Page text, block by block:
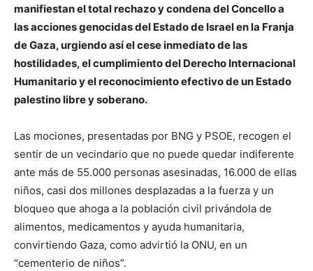
manifiestan el total rechazo y condena del Concello a
las acciones genocidas del Estado de Israel en la Franja
de Gaza, urgiendo así el cese inmediato de las
hostilidades, el cumplimiento del Derecho Internacional
Humanitario y el reconocimiento efectivo de un Estado
palestino libre y soberano.
Las mociones, presentadas por BNG y PSOE, recogen el
sentir de un vecindario que no puede quedar indiferente
ante más de 55.000 personas asesinadas, 16.000 de ellas
niños, casi dos millones desplazadas a la fuerza y un
bloqueo que ahoga a la población civil privándola de
alimentos, medicamentos y ayuda humanitaria,
convirtiendo Gaza, como advirtió la ONU, en un
“cementerio de niños”.